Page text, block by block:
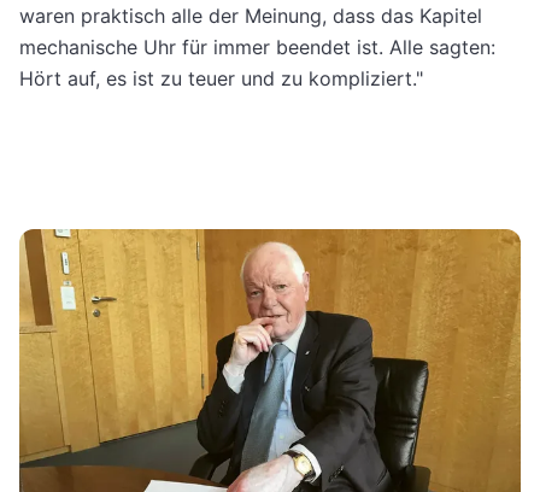
waren praktisch alle der Meinung, dass das Kapitel
mechanische Uhr für immer beendet ist. Alle sagten:
Hört auf, es ist zu teuer und zu kompliziert."